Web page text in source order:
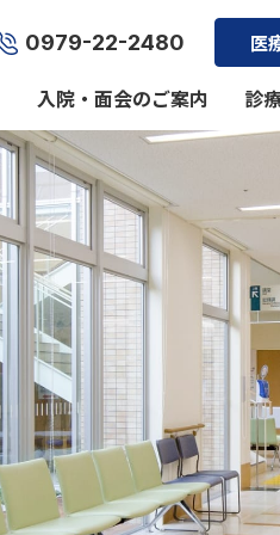
0979-22-2480 医
入院・面会のご案内 診